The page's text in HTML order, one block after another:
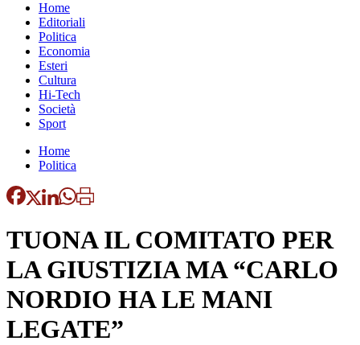
Home
Editoriali
Politica
Economia
Esteri
Cultura
Hi-Tech
Società
Sport
Home
Politica
TUONA IL COMITATO PER
LA GIUSTIZIA MA “CARLO
NORDIO HA LE MANI
LEGATE”